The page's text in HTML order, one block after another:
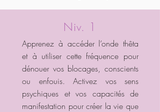
Niv. 1​
Apprenez à accéder l’onde thêta
et à utiliser cette fréquence pour
dénouer vos blocages, conscients
ou enfouis. Activez vos sens
psychiques et vos capacités de
manifestation pour créer la vie que